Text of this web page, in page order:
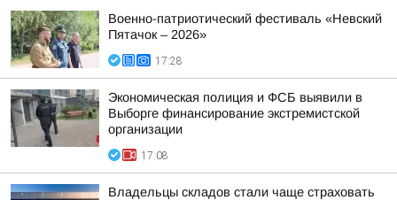
Военно-патриотический фестиваль «Невский
Пятачок – 2026»
17:28
Экономическая полиция и ФСБ выявили в
Выборге финансирование экстремистской
организации
17:08
Владельцы складов стали чаще страховать